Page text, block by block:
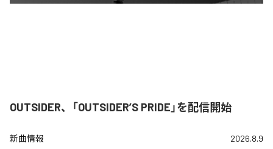
OUTSIDER、「OUTSIDER’S PRIDE」を配信開始
新曲情報 2026.8.9